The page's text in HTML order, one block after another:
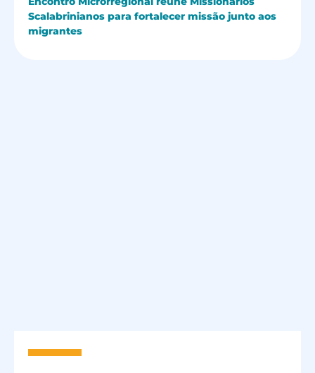
Scalabrinianos para fortalecer missão junto aos
migrantes